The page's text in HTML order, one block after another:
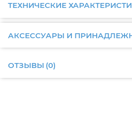
ТЕХНИЧЕСКИЕ
АКСЕССУАРЫ И
ОТЗЫВЫ (0)